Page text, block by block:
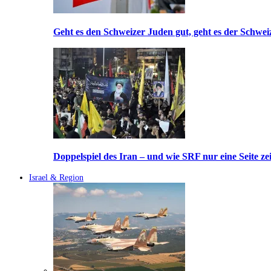
Geht es den Schweizer Juden gut, geht es der
Doppelspiel des Iran – und wie SRF nur eine Seite
Israel & Region